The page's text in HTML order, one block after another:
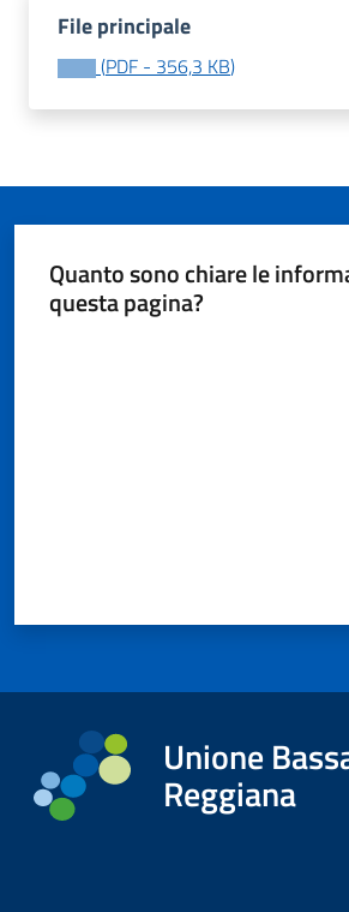
File principale
(PDF - 356,3 KB)
Quanto sono chiare le
questa pagina?
Unione
Reggiana